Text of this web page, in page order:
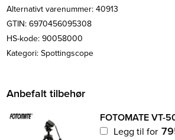
Alternativt varenummer: 40913
GTIN: 6970456095308
HS-kode: 90058000
Kategori:Spottingscope
Anbefalt tilbehør
FOTOMATE VT-
Legg til for